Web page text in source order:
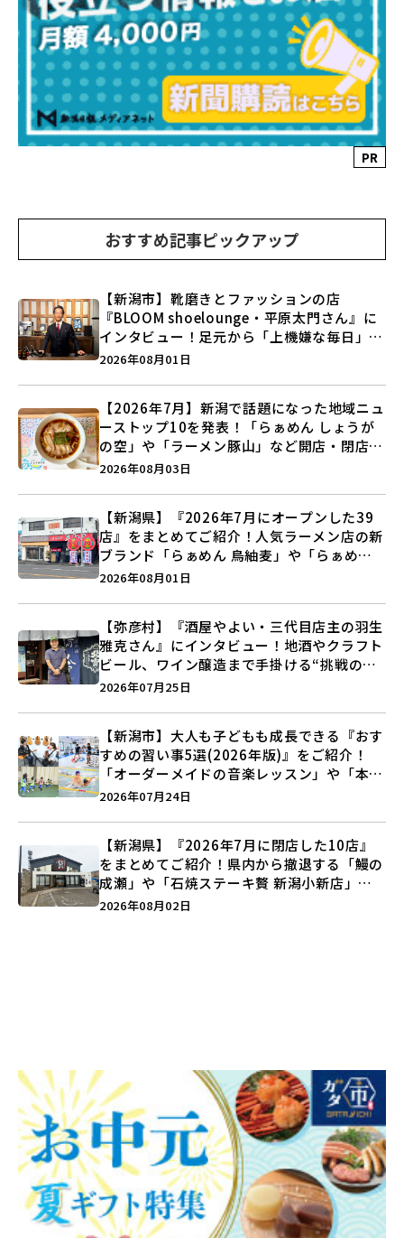
PR
おすすめ記事ピックアップ
【新潟市】靴磨きとファッションの店
『BLOOM shoelounge・平原太門さん』に
インタビュー！足元から「上機嫌な毎日」を
つくる装いの提案とは？
2026年08月01日
【2026年7月】新潟で話題になった地域ニュ
ーストップ10を発表！「らぁめん しょうが
の空」や「ラーメン豚山」など開店・閉店の
注目記事をランキングでご紹介♪
2026年08月03日
【新潟県】『2026年7月にオープンした39
店』をまとめてご紹介！人気ラーメン店の新
ブランド「らぁめん 鳥紬麦」や「らぁめん
しょうがの空」など盛りだくさん♪
2026年08月01日
【弥彦村】『酒屋やよい・三代目店主の羽生
雅克さん』にインタビュー！地酒やクラフト
ビール、ワイン醸造まで手掛ける“挑戦の歴
史”に迫る♪
2026年07月25日
【新潟市】大人も子どもも成長できる『おす
すめの習い事5選(2026年版)』をご紹介！
「オーダーメイドの音楽レッスン」や「本格
キックボクシング」で新しい自分を見つけよ
2026年07月24日
【新潟県】『2026年7月に閉店した10店』
をまとめてご紹介！県内から撤退する「鰻の
成瀬」や「石焼ステーキ贅 新潟小新店」が
営業に幕…。
2026年08月02日